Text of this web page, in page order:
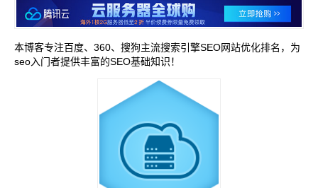
网站建设
SEM营销
本博客专注百度、360、搜狗主流搜索引擎SEO网站优化排名，为
seo入门者提供丰富的SEO基础知识！